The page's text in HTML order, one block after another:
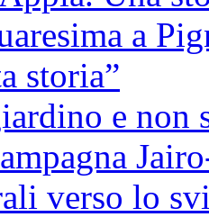
a
storia”
e non
verso lo